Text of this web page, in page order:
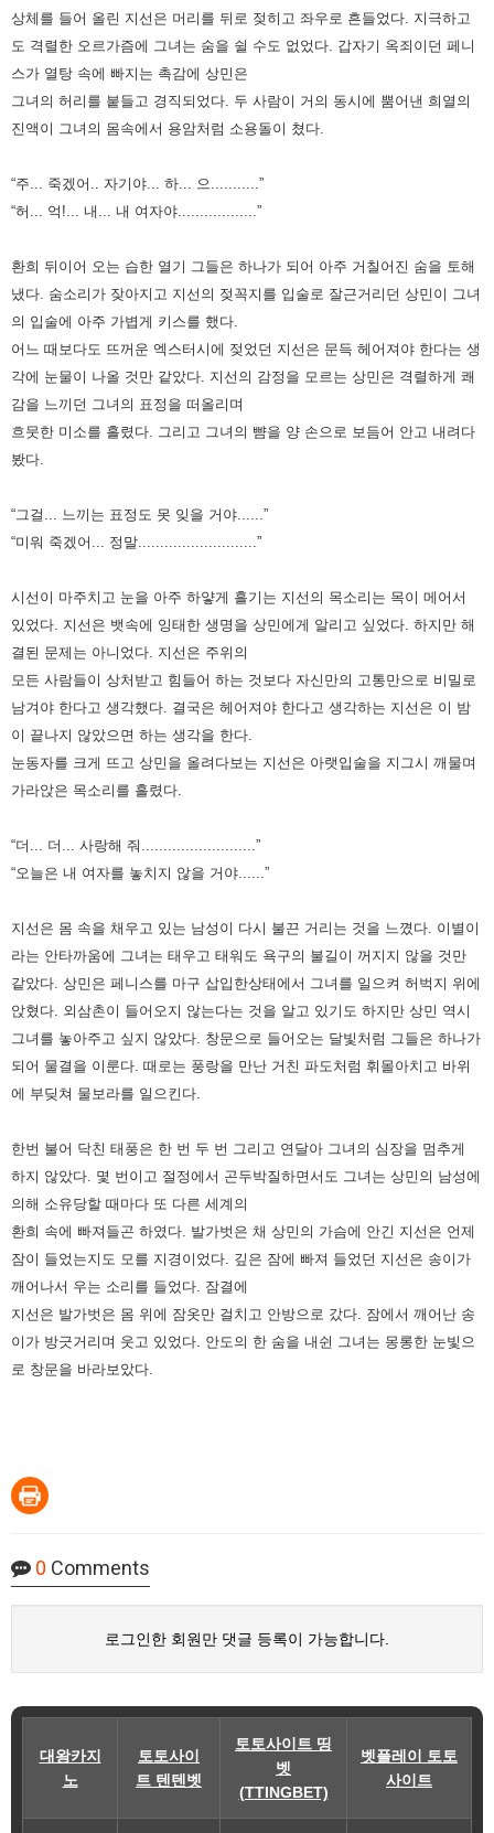
상체를 들어 올린 지선은 머리를 뒤로 젖히고 좌우로 흔들었다. 지극하고
도 격렬한 오르가즘에 그녀는 숨을 쉴 수도 없었다. 갑자기 옥죄이던 페니
스가 열탕 속에 빠지는 촉감에 상민은
그녀의 허리를 붙들고 경직되었다. 두 사람이 거의 동시에 뿜어낸 희열의
진액이 그녀의 몸속에서 용암처럼 소용돌이 쳤다.
“주... 죽겠어.. 자기야... 하... 으...........”
“허... 억!... 내... 내 여자야..................”
환희 뒤이어 오는 습한 열기 그들은 하나가 되어 아주 거칠어진 숨을 토해
냈다. 숨소리가 잦아지고 지선의 젖꼭지를 입술로 잘근거리던 상민이 그녀
의 입술에 아주 가볍게 키스를 했다.
어느 때보다도 뜨꺼운 엑스터시에 젖었던 지선은 문득 헤어져야 한다는 생
각에 눈물이 나올 것만 같았다. 지선의 감정을 모르는 상민은 격렬하게 쾌
감을 느끼던 그녀의 표정을 떠올리며
흐뭇한 미소를 흘렸다. 그리고 그녀의 뺨을 양 손으로 보듬어 안고 내려다
봤다.
“그걸... 느끼는 표정도 못 잊을 거야......”
“미워 죽겠어... 정말...........................”
시선이 마주치고 눈을 아주 하얗게 흘기는 지선의 목소리는 목이 메어서
있었다. 지선은 뱃속에 잉태한 생명을 상민에게 알리고 싶었다. 하지만 해
결된 문제는 아니었다. 지선은 주위의
모든 사람들이 상처받고 힘들어 하는 것보다 자신만의 고통만으로 비밀로
남겨야 한다고 생각했다. 결국은 헤어져야 한다고 생각하는 지선은 이 밤
이 끝나지 않았으면 하는 생각을 한다.
눈동자를 크게 뜨고 상민을 올려다보는 지선은 아랫입술을 지그시 깨물며
가라앉은 목소리를 흘렸다.
“더... 더... 사랑해 줘..........................”
“오늘은 내 여자를 놓치지 않을 거야......”
지선은 몸 속을 채우고 있는 남성이 다시 불끈 거리는 것을 느꼈다. 이별이
라는 안타까움에 그녀는 태우고 태워도 욕구의 불길이 꺼지지 않을 것만
같았다. 상민은 페니스를 마구 삽입한상태에서 그녀를 일으켜 허벅지 위에
앉혔다. 외삼촌이 들어오지 않는다는 것을 알고 있기도 하지만 상민 역시
그녀를 놓아주고 싶지 않았다. 창문으로 들어오는 달빛처럼 그들은 하나가
되어 물결을 이룬다. 때로는 풍랑을 만난 거친 파도처럼 휘몰아치고 바위
에 부딪쳐 물보라를 일으킨다.
한번 불어 닥친 태풍은 한 번 두 번 그리고 연달아 그녀의 심장을 멈추게
하지 않았다. 몇 번이고 절정에서 곤두박질하면서도 그녀는 상민의 남성에
의해 소유당할 때마다 또 다른 세계의
환희 속에 빠져들곤 하였다. 발가벗은 채 상민의 가슴에 안긴 지선은 언제
잠이 들었는지도 모를 지경이었다. 깊은 잠에 빠져 들었던 지선은 송이가
깨어나서 우는 소리를 들었다. 잠결에
지선은 발가벗은 몸 위에 잠옷만 걸치고 안방으로 갔다. 잠에서 깨어난 송
이가 방긋거리며 웃고 있었다. 안도의 한 숨을 내쉰 그녀는 몽롱한 눈빛으
로 창문을 바라보았다.
0 Comments
로그인한 회원만 댓글 등록이 가능합니다.
대왕카지
노
토토사이
트 텐텐벳
토토사이트 띵
벳
(TTINGBET)
벳플레이 토토
사이트